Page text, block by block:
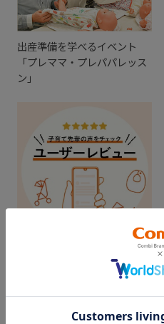
出産準備を学べるイベント
「プレママ・プレパパレッス
ン」
ってみた感想をチェック！